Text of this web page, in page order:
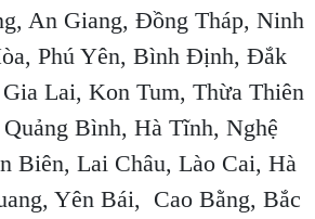
An Giang, Đồng Tháp, Ninh
Phú Yên, Bình Định, Đắk
Lai, Kon Tum, Thừa Thiên
Bình, Hà Tĩnh, Nghệ
Biên, Lai Châu, Lào Cai, Hà
Yên Bái, Cao Bằng, Bắc